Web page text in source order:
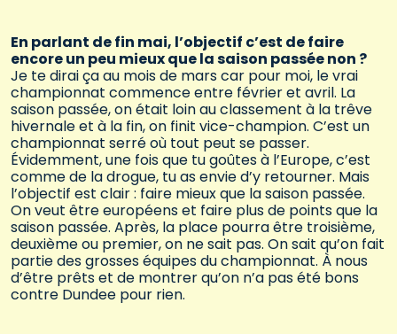
En parlant de fin mai, l’objectif c’est de faire
encore un peu mieux que la saison passée non ?
Je te dirai ça au mois de mars car pour moi, le vrai
championnat commence entre février et avril. La
saison passée, on était loin au classement à la trêve
hivernale et à la fin, on finit vice-champion. C’est un
championnat serré où tout peut se passer.
Évidemment, une fois que tu goûtes à l’Europe, c’est
comme de la drogue, tu as envie d’y retourner. Mais
l’objectif est clair : faire mieux que la saison passée.
On veut être européens et faire plus de points que la
saison passée. Après, la place pourra être troisième,
deuxième ou premier, on ne sait pas. On sait qu’on fait
partie des grosses équipes du championnat. À nous
d’être prêts et de montrer qu’on n’a pas été bons
contre Dundee pour rien.